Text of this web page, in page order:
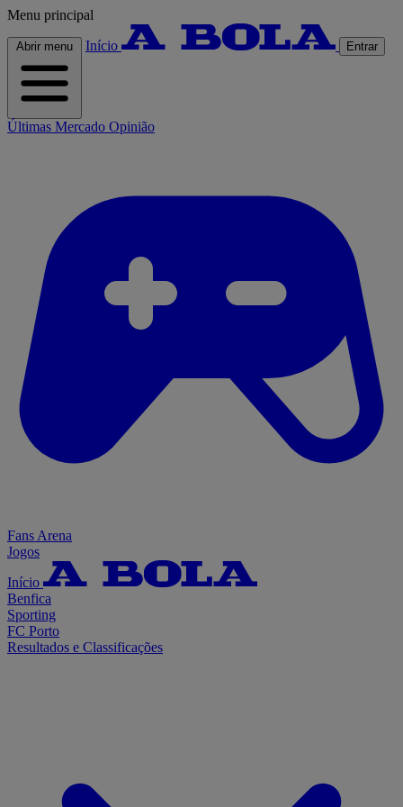
Menu principal
Abrir menu Início Entrar
Últimas Mercado Opinião
Fans Arena
Jogos
Início
Benfica
Sporting
FC Porto
Resultados e Classificações